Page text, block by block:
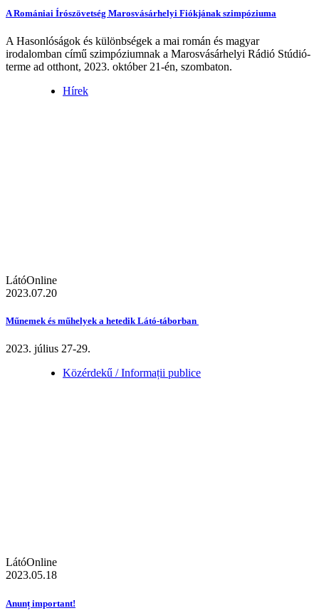
A Romániai Írószövetség Marosvásárhelyi Fiókjának szimpóziuma
A Hasonlóságok és különbségek a mai román és magyar
irodalomban című szimpóziumnak a Marosvásárhelyi Rádió Stúdió-
terme ad otthont, 2023. október 21-én, szombaton.
Hírek
LátóOnline
2023.07.20
Műnemek és műhelyek a hetedik Látó-táborban
2023. július 27-29.
Közérdekű / Informații publice
LátóOnline
2023.05.18
Anunț important!